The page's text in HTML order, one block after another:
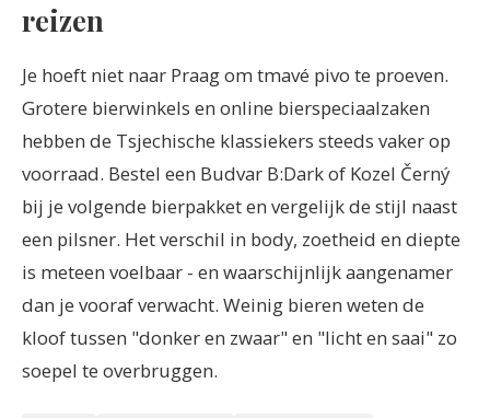
reizen
Je hoeft niet naar Praag om tmavé pivo te proeven.
Grotere bierwinkels en online bierspeciaalzaken
hebben de Tsjechische klassiekers steeds vaker op
voorraad. Bestel een Budvar B:Dark of Kozel Černý
bij je volgende bierpakket en vergelijk de stijl naast
een pilsner. Het verschil in body, zoetheid en diepte
is meteen voelbaar - en waarschijnlijk aangenamer
dan je vooraf verwacht. Weinig bieren weten de
kloof tussen "donker en zwaar" en "licht en saai" zo
soepel te overbruggen.